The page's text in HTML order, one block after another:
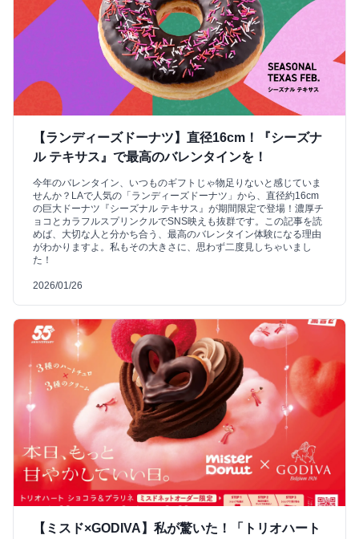
【ランディーズドーナツ】直径16cm！『シーズナ
ル テキサス』で最高のバレンタインを！
今年のバレンタイン、いつものギフトじゃ物足りないと感じていま
せんか？LAで人気の「ランディーズドーナツ」から、直径約16cm
の巨大ドーナツ『シーズナル テキサス』が期間限定で登場！濃厚チ
ョコとカラフルスプリンクルでSNS映えも抜群です。この記事を読
めば、大切な人と分かち合う、最高のバレンタイン体験になる理由
がわかりますよ。私もその大きさに、思わず二度見しちゃいまし
た！
2026/01/26
【ミスド×GODIVA】私が驚いた！「トリオハート